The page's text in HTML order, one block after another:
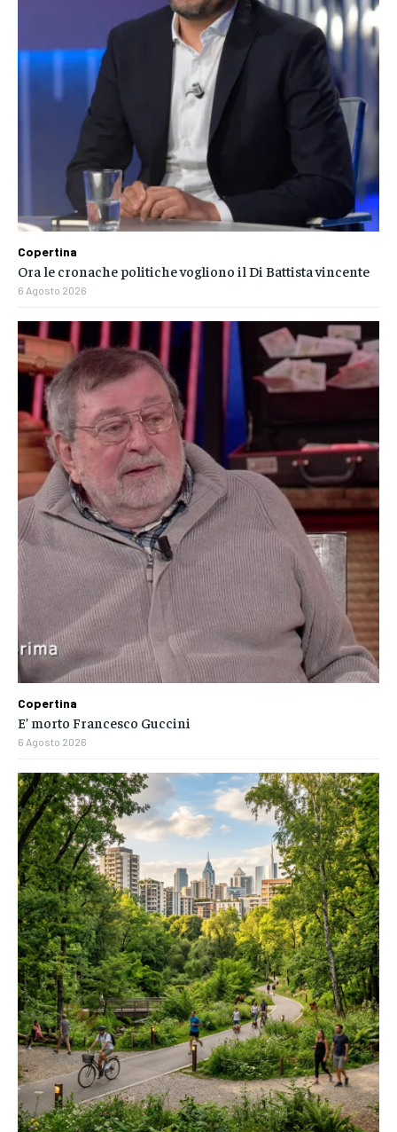
Copertina
Ora le cronache politiche vogliono il Di Battista vincente
6 Agosto 2026
Copertina
E’ morto Francesco Guccini
6 Agosto 2026